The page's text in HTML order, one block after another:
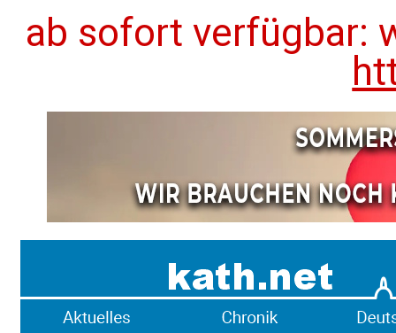
ab sofort verfügbar: